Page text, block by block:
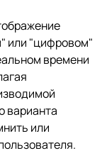
или "цифровом"
времени
варианта
или